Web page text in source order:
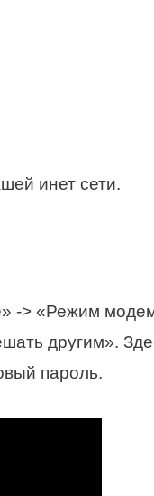
инет сети.
-> «Режим
другим».
пароль.